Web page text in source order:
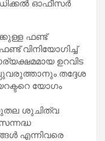
ഓഫീസർ
ഫണ്ട്
വിനിയോഗിച്ച്
ഉറവിട
തദ്ദേശ
യോഗം
ശുചിത്വ
എന്നിവരെ